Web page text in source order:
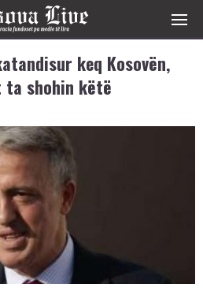
keq Kosovën,
ta shohin këtë